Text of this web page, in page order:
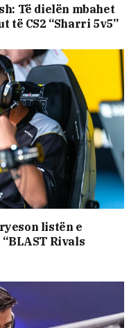
Të dielën mbahet
të CS2 “Sharri 5v5”
listën e
Rivals